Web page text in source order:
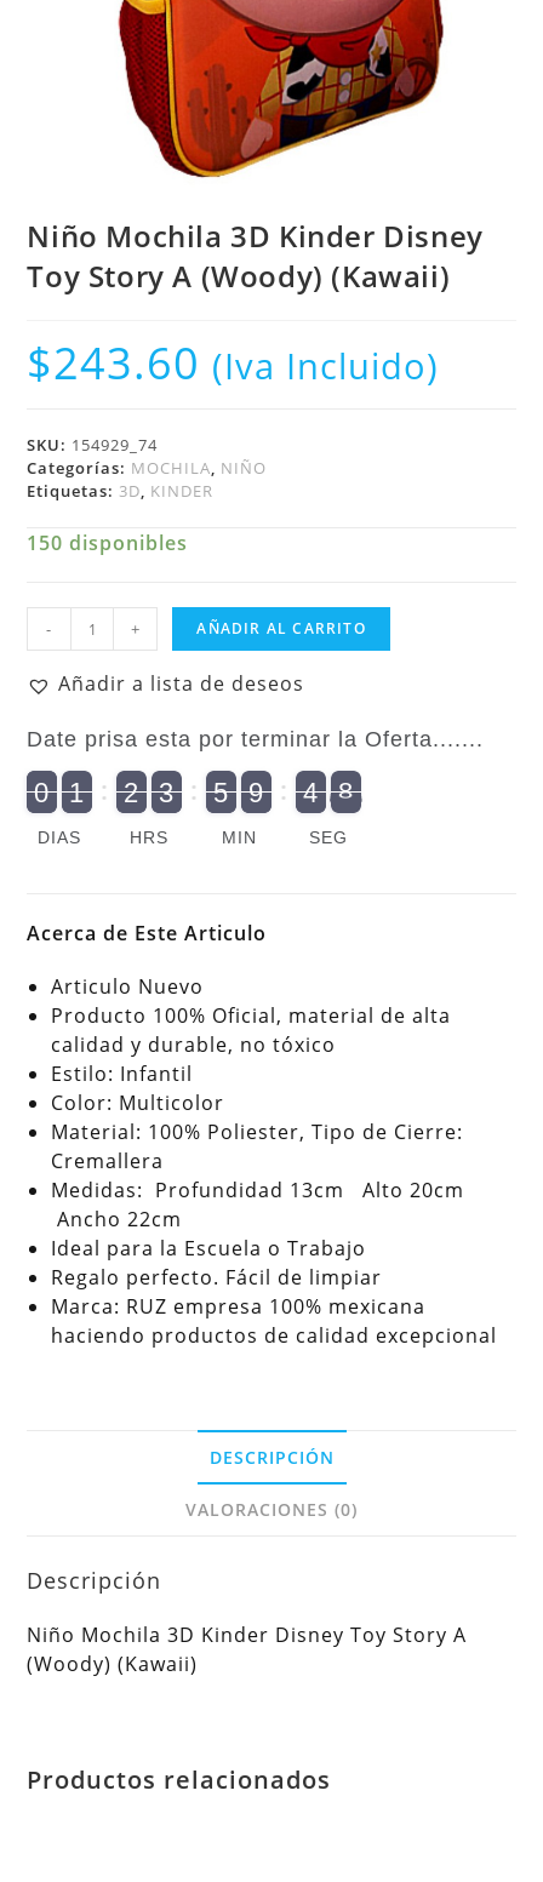
Niño Mochila 3D Kinder Disney
Toy Story A (Woody) (Kawaii)
$243.60 (Iva Incluido)
SKU: 154929_74
Categorías: MOCHILA, NIÑO
Etiquetas: 3D, KINDER
150 disponibles
Mochila
Kinder
Toy
Story
A
(Kawaii)
- + AÑADIR AL CARRITO
Añadir a lista de deseos
Date prisa esta por terminar la Oferta.......
9
9
0
0 2
1
1 0
2
2 0
3
3 0
5
5 0
9
9 5
4
4 8
8
7
DIAS HRS MIN SEG
Acerca de Este Articulo
Articulo Nuevo
Producto 100% Oficial, material de alta
calidad y durable, no tóxico
Estilo: Infantil
Color: Multicolor
Material: 100% Poliester, Tipo de Cierre:
Cremallera
Medidas: Profundidad 13cm Alto 20cm
Ancho 22cm
Ideal para la Escuela o Trabajo
Regalo perfecto. Fácil de limpiar
Marca: RUZ empresa 100% mexicana
haciendo productos de calidad excepcional
DESCRIPCIÓN
VALORACIONES (0)
Descripción
Niño Mochila 3D Kinder Disney Toy Story A
(Woody) (Kawaii)
Productos relacionados